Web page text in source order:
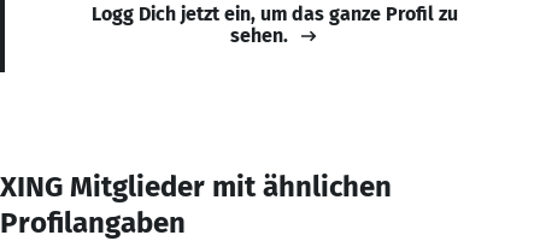
Logg Dich jetzt ein, um das ganze Profil zu
sehen.
XING Mitglieder mit ähnlichen
Profilangaben